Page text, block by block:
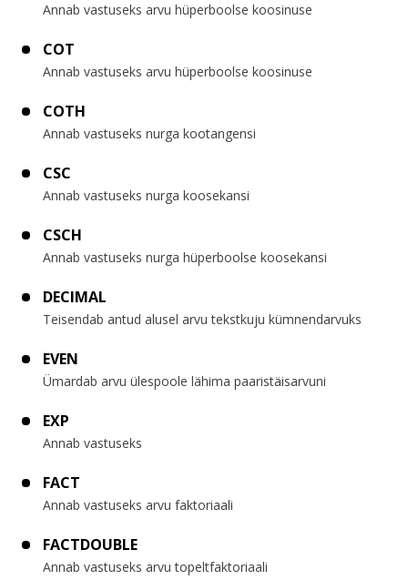
Annab vastuseks arvu hüperboolse koosinuse
COT
Annab vastuseks arvu hüperboolse koosinuse
COTH
Annab vastuseks nurga kootangensi
CSC
Annab vastuseks nurga koosekansi
CSCH
Annab vastuseks nurga hüperboolse koosekansi
DECIMAL
Teisendab antud alusel arvu tekstkuju kümnendarvuks
EVEN
Ümardab arvu ülespoole lähima paaristäisarvuni
EXP
Annab vastuseks
FACT
Annab vastuseks arvu faktoriaali
FACTDOUBLE
Annab vastuseks arvu topeltfaktoriaali